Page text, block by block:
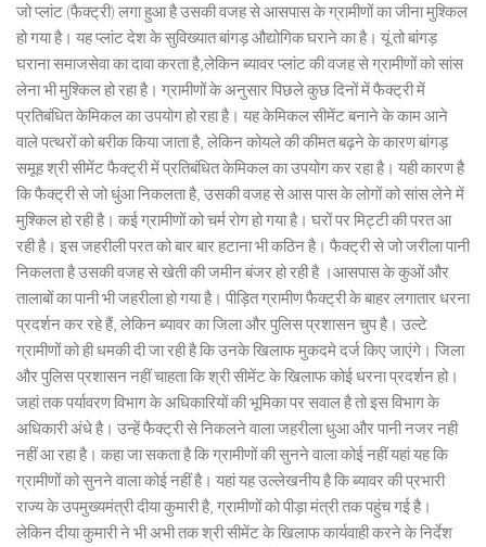
जो प्लांट (फैक्ट्री) लगा हुआ है उसकी वजह से आसपास के ग्रामीणों का जीना मुश्किल
हो गया है। यह प्लांट देश के सुविख्यात बांगड़ औद्योगिक घराने का है। यूं तो बांगड़
घराना समाजसेवा का दावा करता है,लेकिन ब्यावर प्लांट की वजह से ग्रामीणों को सांस
लेना भी मुश्किल हो रहा है। ग्रामीणों के अनुसार पिछले कुछ दिनों में फैक्ट्री में
प्रतिबंधित केमिकल का उपयोग हो रहा है। यह केमिकल सीमेंट बनाने के काम आने
वाले पत्थरों को बरीक किया जाता है, लेकिन कोयले की कीमत बढ़ने के कारण बांगड़
समूह श्री सीमेंट फैक्ट्री में प्रतिबंधित केमिकल का उपयोग कर रहा है। यही कारण है
कि फैक्ट्री से जो धुंआ निकलता है, उसकी वजह से आस पास के लोगों को सांस लेने में
मुश्किल हो रही है। कई ग्रामीणों को चर्म रोग हो गया है। घरों पर मिट्टी की परत आ
रही है। इस जहरीली परत को बार बार हटाना भी कठिन है। फैक्ट्री से जो जरीला पानी
निकलता है उसकी वजह से खेती की जमीन बंजर हो रही है ।आसपास के कुओं और
तालाबों का पानी भी जहरीला हो गया है। पीड़ित ग्रामीण फैक्ट्री के बाहर लगातार धरना
प्रदर्शन कर रहे हैं, लेकिन ब्यावर का जिला और पुलिस प्रशासन चुप है। उल्टे
ग्रामीणों को ही धमकी दी जा रही है कि उनके खिलाफ मुकदमे दर्ज किए जाएंगे। जिला
और पुलिस प्रशासन नहीं चाहता कि श्री सीमेंट के खिलाफ कोई धरना प्रदर्शन हो।
जहां तक पर्यावरण विभाग के अधिकारियों की भूमिका पर सवाल है तो इस विभाग के
अधिकारी अंधे है। उन्हें फैक्ट्री से निकलने वाला जहरीला धुआ और पानी नजर नही
नहीं आ रहा है। कहा जा सकता है कि ग्रामीणों की सुनने वाला कोई नहीं यहां यह कि
ग्रामीणों को सुनने वाला कोई नहीं है। यहां यह उल्लेखनीय है कि ब्यावर की प्रभारी
राज्य के उपमुख्यमंत्री दीया कुमारी है, ग्रामीणों को पीड़ा मंत्री तक पहुंच गई है।
लेकिन दीया कुमारी ने भी अभी तक श्री सीमेंट के खिलाफ कार्यवाही करने के निर्देश